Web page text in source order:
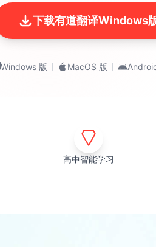
下载有道翻译Windows
Windows 版 MacOS 版
高中智能学习